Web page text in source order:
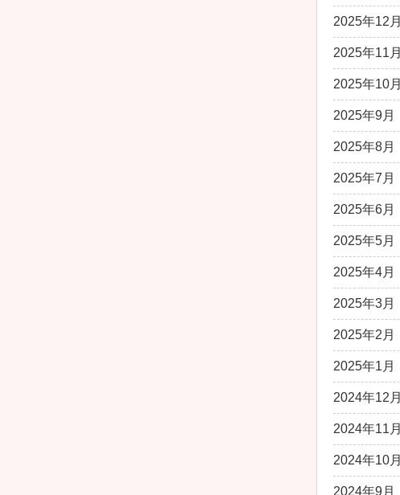
2025年12月
2025年11月
2025年10月
2025年9月
2025年8月
2025年7月
2025年6月
2025年5月
2025年4月
2025年3月
2025年2月
2025年1月
2024年12月
2024年11月
2024年10月
2024年9月